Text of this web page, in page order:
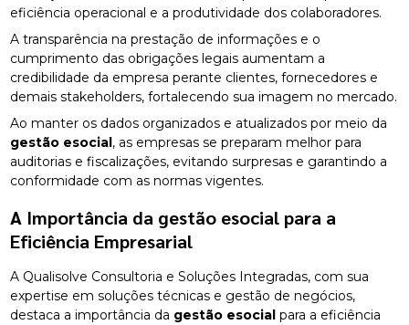
eficiência operacional e a produtividade dos colaboradores.
A transparência na prestação de informações e o
cumprimento das obrigações legais aumentam a
credibilidade da empresa perante clientes, fornecedores e
demais stakeholders, fortalecendo sua imagem no mercado.
Ao manter os dados organizados e atualizados por meio da
gestão esocial , as empresas se preparam melhor para
auditorias e fiscalizações, evitando surpresas e garantindo a
conformidade com as normas vigentes.
A Importância da gestão esocial para a
Eficiência Empresarial
A Qualisolve Consultoria e Soluções Integradas, com sua
expertise em soluções técnicas e gestão de negócios,
destaca a importância da gestão esocial para a eficiência